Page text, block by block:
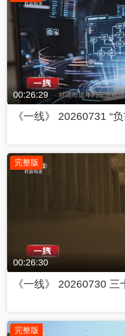
00:26:29
《一线》 20260731 “
完整版
00:26:30
《一线》 20260730 三
完整版